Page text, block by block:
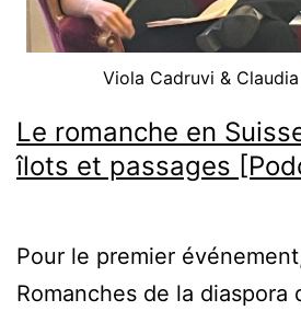
Viola Cadruvi &
Le romanche en
îlots et passages
Pour le premier
Romanches de la diaspora